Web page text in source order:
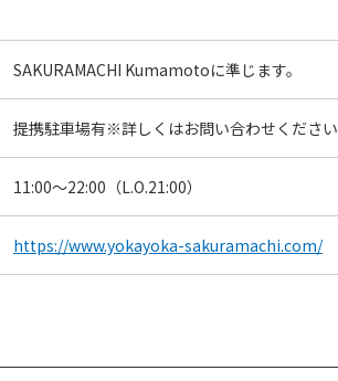
SAKURAMACHI Kumamotoに準じます。
提携駐車場有※詳しくはお問い合わせください
11:00～22:00（L.O.21:00）
https://www.yokayoka-sakuramachi.com/